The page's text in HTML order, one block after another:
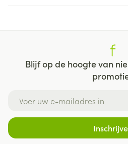
Blijf op de hoogte van